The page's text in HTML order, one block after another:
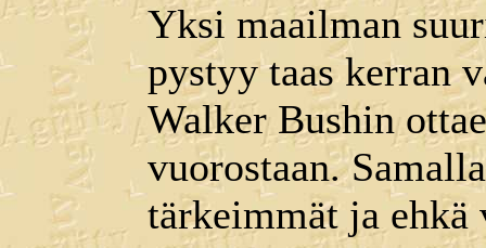
Yksi maailman
pystyy taas kerran
Walker Bushin
vuorostaan.
tärkeimmät ja ehkä